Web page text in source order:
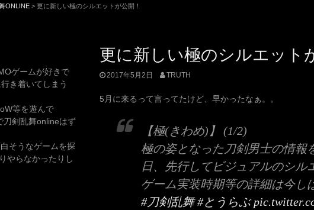
ONLINE > 更に新しい極のシルエットが公開！
更に新しい極のシルエット
2017年5月2日 TRUTH
5月に来るって言ってたけど、早かったなぁ。。
【極(きわめ)】 (1/2)
極の姿となった刀剣男士の情報
日、先行してビジュアルのシル
ゲーム実装時期等の詳細は今
#刀剣乱舞 #とうらぶ
ゲームが好きで
き着いてしまう
等を遊んで
刀剣乱舞onlineはず
そうなゲームを探
やらなかったりし